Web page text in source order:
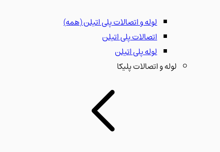
لوله و اتصالات پلی اتیلن(همه)
اتصالات پلی اتیلن
لوله پلی اتیلن
لوله و اتصالات پلیکا